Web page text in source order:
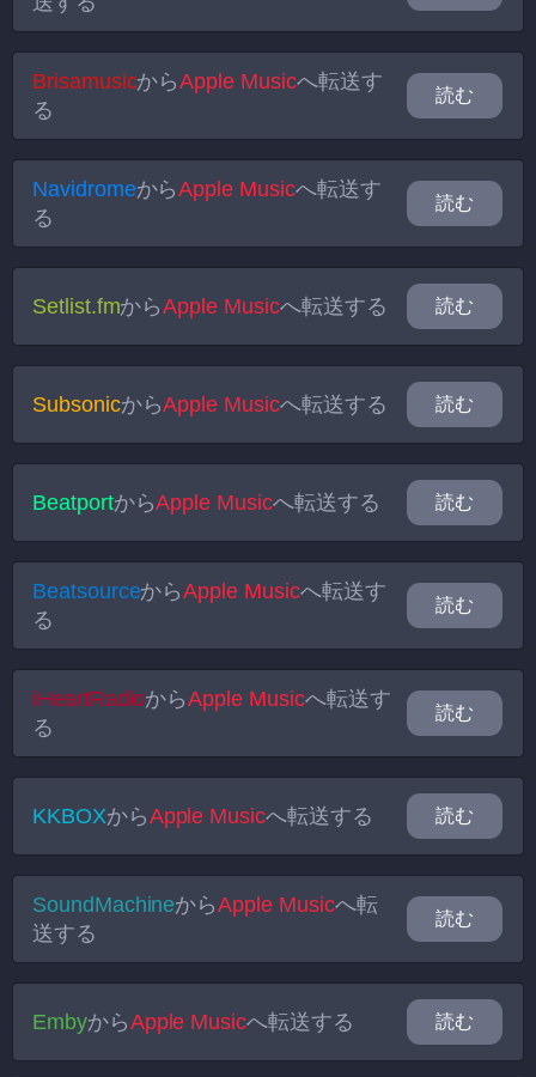
BrisamusicからApple Musicへ転送す
る
読む
NavidromeからApple Musicへ転送す
る
読む
Setlist.fmからApple Musicへ転送する 読む
SubsonicからApple Musicへ転送する 読む
BeatportからApple Musicへ転送する 読む
BeatsourceからApple Musicへ転送す
る
読む
iHeartRadioからApple Musicへ転送す
る
読む
KKBOXからApple Musicへ転送する 読む
SoundMachineからApple Musicへ転
送する
読む
EmbyからApple Musicへ転送する 読む